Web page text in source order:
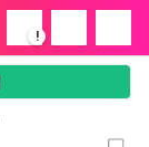
!